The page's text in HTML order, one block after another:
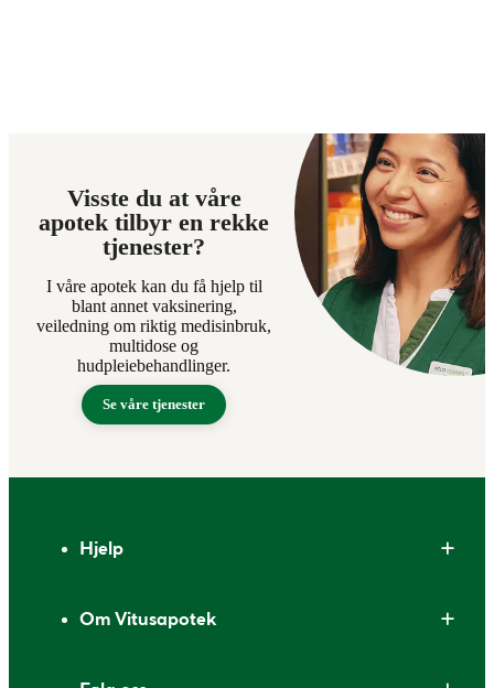
Visste du at våre
apotek tilbyr en rekke
tjenester?
I våre apotek kan du få hjelp til
blant annet vaksinering,
veiledning om riktig medisinbruk,
multidose og
hudpleiebehandlinger.
Se våre tjenester
Hjelp
Om Vitusapotek